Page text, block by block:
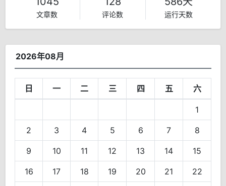
文章数 评论数 运行天数
2026年08月
日 一 二 三 四 五 六
1
2 3 4 5 6 7 8
9 10 11 12 13 14 15
16 17 18 19 20 21 22